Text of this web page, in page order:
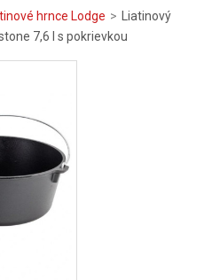
hrnce Lodge >
Liatinový
7,6 l s pokrievkou